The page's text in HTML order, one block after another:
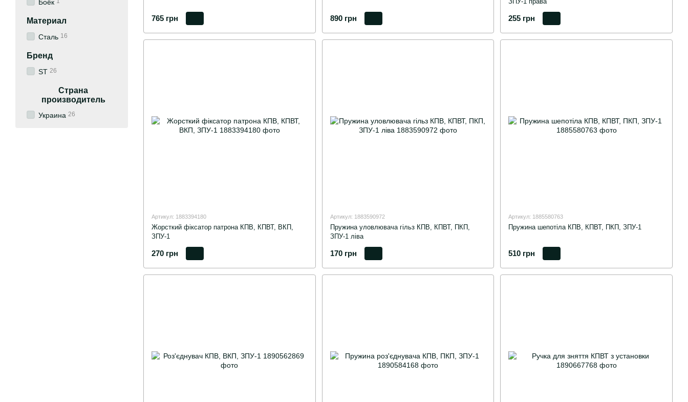
765 грн 890 грн 255 грн
Артикул: 1883394180
Жорсткий фіксатор патрона КПВ, КПВТ, ВКП,
ЗПУ-1
270 грн
Артикул: 1883590972
Пружина уловлювача гільз КПВ, КПВТ, ПКП,
ЗПУ-1 ліва
170 грн
Артикул: 1885580763
Пружина шепотіла КПВ, КПВТ, ПКП, ЗПУ-1
510 грн
Боёк
Материал
Сталь 16
Бренд
ST 26
Страна
производитель
Украина 26